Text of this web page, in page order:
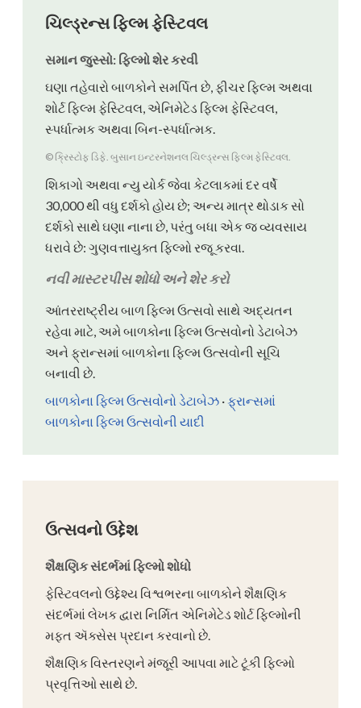
ચિલ્ડ્રન્સ ફિલ્મ ફેસ્ટિવલ
સમાન જુસ્સો: ફિલ્મો શેર કરવી
ઘણા તહેવારો બાળકોને સમર્પિત છે, ફીચર ફિલ્મ અથવા
શોર્ટ ફિલ્મ ફેસ્ટિવલ, એનિમેટેડ ફિલ્મ ફેસ્ટિવલ,
સ્પર્ધાત્મક અથવા બિન-સ્પર્ધાત્મક.
© ક્રિસ્ટોફ ડિફે. બુસાન ઇન્ટરનેશનલ ચિલ્ડ્રન્સ ફિલ્મ ફેસ્ટિવલ.
શિકાગો અથવા ન્યુ યોર્ક જેવા કેટલાકમાં દર વર્ષે
30,000 થી વધુ દર્શકો હોય છે; અન્ય માત્ર થોડાક સો
દર્શકો સાથે ઘણા નાના છે, પરંતુ બધા એક જ વ્યવસાય
ધરાવે છે: ગુણવત્તાયુક્ત ફિલ્મો રજૂ કરવા.
નવી માસ્ટરપીસ શોધો અને શેર કરો
આંતરરાષ્ટ્રીય બાળ ફિલ્મ ઉત્સવો સાથે અદ્યતન
રહેવા માટે, અમે બાળકોના ફિલ્મ ઉત્સવોનો ડેટાબેઝ
અને ફ્રાન્સમાં બાળકોના ફિલ્મ ઉત્સવોની સૂચિ
બનાવી છે.
બાળકોના ફિલ્મ ઉત્સવોનો ડેટાબેઝ · ફ્રાન્સમાં
બાળકોના ફિલ્મ ઉત્સવોની યાદી
ઉત્સવનો ઉદ્દેશ
શૈક્ષણિક સંદર્ભમાં ફિલ્મો શોધો
ફેસ્ટિવલનો ઉદ્દેશ્ય વિશ્વભરના બાળકોને શૈક્ષણિક
સંદર્ભમાં લેખક દ્વારા નિર્મિત એનિમેટેડ શોર્ટ ફિલ્મોની
મફત ઍક્સેસ પ્રદાન કરવાનો છે.
શૈક્ષણિક વિસ્તરણને મંજૂરી આપવા માટે ટૂંકી ફિલ્મો
પ્રવૃત્તિઓ સાથે છે.